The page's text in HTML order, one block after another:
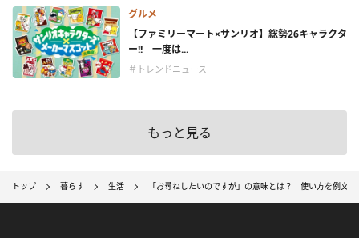
グルメ
【ファミリーマート×サンリオ】総勢26キャラクタ
ー!! 一度は...
＃トレンドニュース
もっと見る
トップ 暮らす 生活 「お尋ねしたいのですが」の意味とは？ 使い方を例文つ